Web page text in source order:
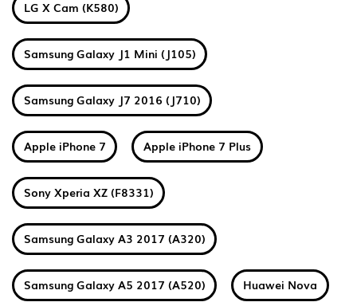
LG X Cam (K580)
Samsung Galaxy J1 Mini (J105)
Samsung Galaxy J7 2016 (J710)
Apple iPhone 7 Apple iPhone 7 Plus
Sony Xperia XZ (F8331)
Samsung Galaxy A3 2017 (A320)
Samsung Galaxy A5 2017 (A520) Huawei Nova